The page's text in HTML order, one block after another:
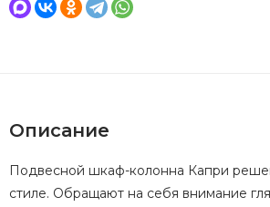
Описание
Подвесной шкаф-колонна Капри
стиле. Обращают на себя внимание